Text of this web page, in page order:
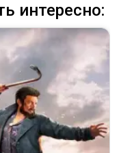
интересно: